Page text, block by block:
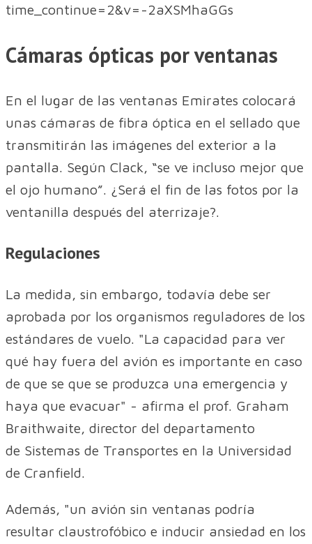
time_continue=2&v=-2aXSMhaGGs
Cámaras ópticas por ventanas
En el lugar de las ventanas Emirates colocará
unas cámaras de fibra óptica en el sellado que
transmitirán las imágenes del exterior a la
pantalla. Según Clack, “se ve incluso mejor que
el ojo humano”. ¿Será el fin de las fotos por la
ventanilla después del aterrizaje?.
Regulaciones
La medida, sin embargo, todavía debe ser
aprobada por los organismos reguladores de los
estándares de vuelo. "La capacidad para ver
qué hay fuera del avión es importante en caso
de que se que se produzca una emergencia y
haya que evacuar" - afirma el prof. Graham
Braithwaite, director del departamento
de Sistemas de Transportes en la Universidad
de Cranfield.
Además, "un avión sin ventanas podría
resultar claustrofóbico e inducir ansiedad en los